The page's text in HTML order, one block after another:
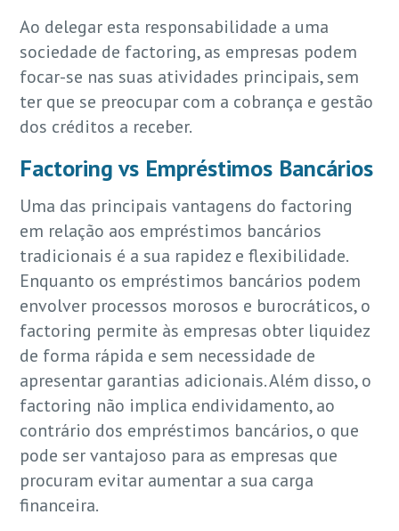
Ao delegar esta responsabilidade a uma
sociedade de factoring, as empresas podem
focar-se nas suas atividades principais, sem
ter que se preocupar com a cobrança e gestão
dos créditos a receber.
Factoring vs Empréstimos Bancários
Uma das principais vantagens do factoring
em relação aos empréstimos bancários
tradicionais é a sua rapidez e flexibilidade.
Enquanto os empréstimos bancários podem
envolver processos morosos e burocráticos, o
factoring permite às empresas obter liquidez
de forma rápida e sem necessidade de
apresentar garantias adicionais. Além disso, o
factoring não implica endividamento, ao
contrário dos empréstimos bancários, o que
pode ser vantajoso para as empresas que
procuram evitar aumentar a sua carga
financeira.